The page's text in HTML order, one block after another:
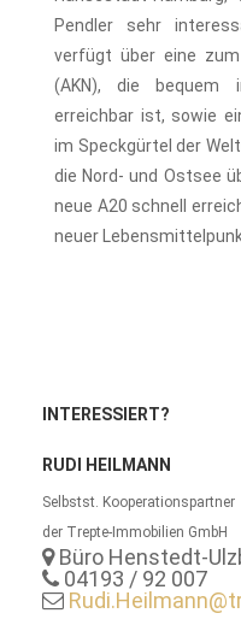
Pendler sehr
verfügt über eine zum
(AKN), die bequem
erreichbar ist, sowie
im Speckgürtel der
die Nord- und Ostsee
neue A20 schnell
neuer
INTERESSIERT?
RUDI HEILMANN
Selbstst. Kooperationspartner
der Trepte-Immobilien GmbH
Büro Henstedt-
04193 / 92 007